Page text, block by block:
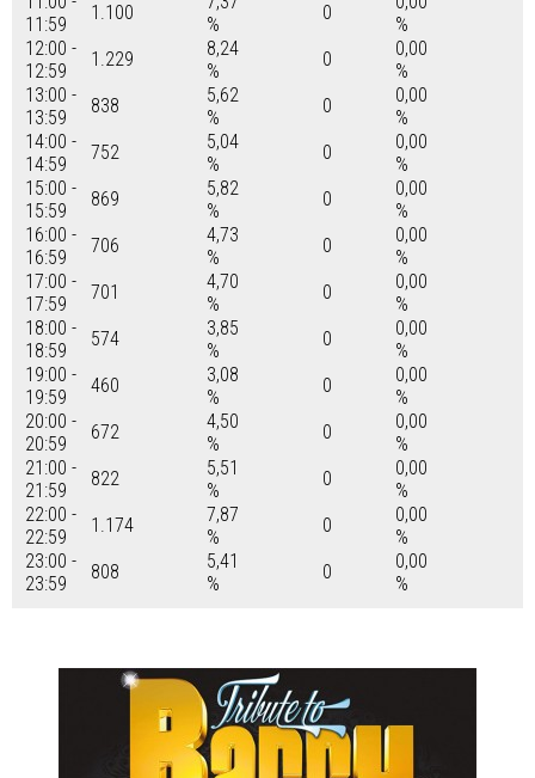
11:59
1.100
%
0
%
12:00 -
12:59
1.229
8,24
%
0
0,00
%
13:00 -
13:59
838
5,62
%
0
0,00
%
14:00 -
14:59
752
5,04
%
0
0,00
%
15:00 -
15:59
869
5,82
%
0
0,00
%
16:00 -
16:59
706
4,73
%
0
0,00
%
17:00 -
17:59
701
4,70
%
0
0,00
%
18:00 -
18:59
574
3,85
%
0
0,00
%
19:00 -
19:59
460
3,08
%
0
0,00
%
20:00 -
20:59
672
4,50
%
0
0,00
%
21:00 -
21:59
822
5,51
%
0
0,00
%
22:00 -
22:59
1.174
7,87
%
0
0,00
%
23:00 -
23:59
808
5,41
%
0
0,00
%